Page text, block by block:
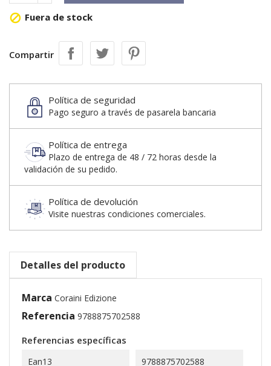
 Fuera de stock
Compartir
Política de seguridad
Pago seguro a través de pasarela bancaria
Política de entrega
Plazo de entrega de 48 / 72 horas desde la
validación de su pedido.
Política de devolución
Visite nuestras condiciones comerciales.
Detalles del producto
Marca Coraini Edizione
Referencia 9788875702588
Referencias específicas
Ean13 9788875702588